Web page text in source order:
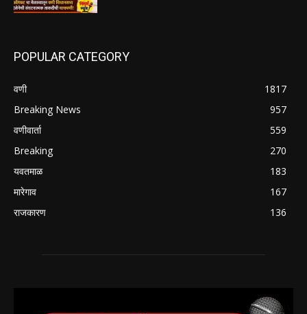
POPULAR CATEGORY
वणी
1817
Breaking News
957
वणीवार्ता
559
Breaking
270
यवतमाळ
183
मारेगाव
167
राजकारण
136